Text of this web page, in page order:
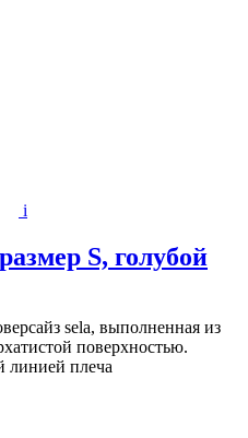
i
S, голубой
sela, выполненная из
поверхностью.
линией плеча